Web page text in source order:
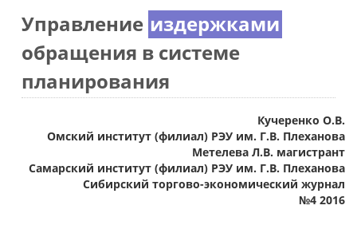
Управление издержками
обращения в системе
планирования
Кучеренко О.В.
Омский институт (филиал) РЭУ им. Г.В. Плеханова
Метелева Л.В. магистрант
Самарский институт (филиал) РЭУ им. Г.В. Плеханова
Сибирский торгово-экономический журнал
№4 2016